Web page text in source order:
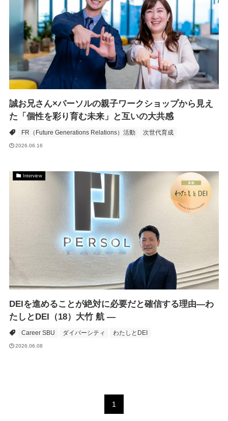
誠お兄さん×パーソルの親子ワークショップから見え
た「個性を彩り育む未来」と互いの大共感
FR（Future Generations Relations）活動 次世代育成
2026.06.16
Interview
DEIを進めることが絶対に必要だと確信する理由―わ
たしとDEI（18）大竹 航 ―
Career SBU ダイバーシティ わたしとDEI
2026.06.08
1